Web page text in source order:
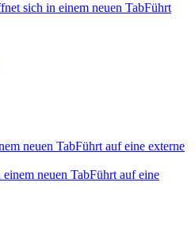
sich in einem neuen TabFührt
neuen TabFührt auf eine externe
neuen TabFührt auf eine